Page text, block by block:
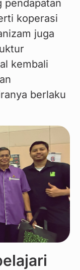
pendapatan
koperasi
juga
kembali
berlaku